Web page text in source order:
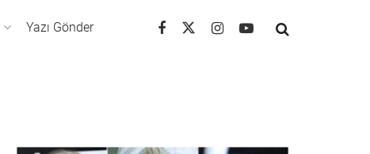
Yazı Gönder